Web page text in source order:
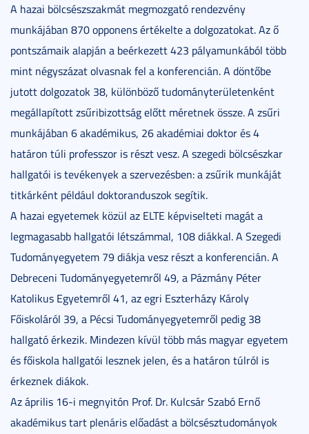
A hazai bölcsészszakmát megmozgató rendezvény
munkájában 870 opponens értékelte a dolgozatokat. Az ő
pontszámaik alapján a beérkezett 423 pályamunkából több
mint négyszázat olvasnak fel a konferencián. A döntőbe
jutott dolgozatok 38, különböző tudományterületenként
megállapított zsűribizottság előtt méretnek össze. A zsűri
munkájában 6 akadémikus, 26 akadémiai doktor és 4
határon túli professzor is részt vesz. A szegedi bölcsészkar
hallgatói is tevékenyek a szervezésben: a zsűrik munkáját
titkárként például doktoranduszok segítik.
A hazai egyetemek közül az ELTE képviselteti magát a
legmagasabb hallgatói létszámmal, 108 diákkal. A Szegedi
Tudományegyetem 79 diákja vesz részt a konferencián. A
Debreceni Tudományegyetemről 49, a Pázmány Péter
Katolikus Egyetemről 41, az egri Eszterházy Károly
Főiskoláról 39, a Pécsi Tudományegyetemről pedig 38
hallgató érkezik. Mindezen kívül több más magyar egyetem
és főiskola hallgatói lesznek jelen, és a határon túlról is
érkeznek diákok.
Az április 16-i megnyitón Prof. Dr. Kulcsár Szabó Ernő
akadémikus tart plenáris előadást a bölcsésztudományok